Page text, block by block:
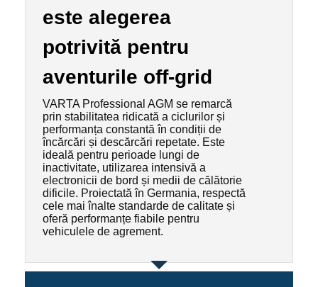
este alegerea
potrivită pentru
aventurile off-grid
VARTA Professional AGM se remarcă
prin stabilitatea ridicată a ciclurilor și
performanța constantă în condiții de
încărcări și descărcări repetate. Este
ideală pentru perioade lungi de
inactivitate, utilizarea intensivă a
electronicii de bord și medii de călătorie
dificile. Proiectată în Germania, respectă
cele mai înalte standarde de calitate și
oferă performanțe fiabile pentru
vehiculele de agrement.